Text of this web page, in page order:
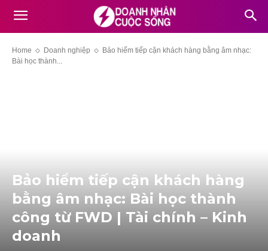
Home Doanh nghiệp
Bảo hiểm tiếp cận khách hàng bằng âm nhạc:
Bài học thành...
Bảo hiểm tiếp cận khách hàng
bằng âm nhạc: Bài học thành
công từ FWD | Tài chính – Kinh
doanh